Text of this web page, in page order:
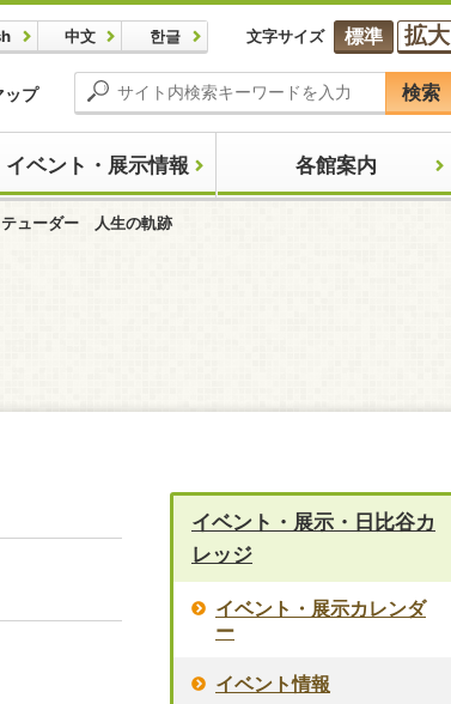
中文 한글 文字サイズ 標準 拡大
ップ 検索
イベント・展示情報 各館案内
テューダー 人生の軌跡
イベント・展示・日比谷カ
レッジ
イベント・展示カレンダ
ー
イベント情報